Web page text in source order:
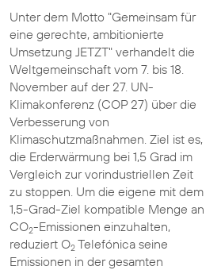
Unter dem Motto "Gemeinsam für
eine gerechte, ambitionierte
Umsetzung JETZT" verhandelt die
Weltgemeinschaft vom 7. bis 18.
November auf der 27. UN-
Klimakonferenz (COP 27) über die
Verbesserung von
Klimaschutzmaßnahmen. Ziel ist es,
die Erderwärmung bei 1,5 Grad im
Vergleich zur vorindustriellen Zeit
zu stoppen. Um die eigene mit dem
1,5-Grad-Ziel kompatible Menge an
CO2-Emissionen einzuhalten,
reduziert O2Telefónica seine
Emissionen in der gesamten